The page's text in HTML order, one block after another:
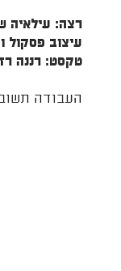
רצה: עילאיה
עיצוב פסקול
טקסט: רננה
העבודה תשוב